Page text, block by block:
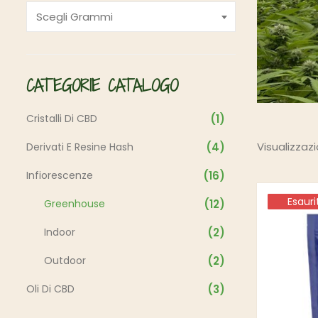
Scegli Grammi
CATEGORIE CATALOGO
Cristalli Di CBD (1)
Derivati E Resine Hash (4)
Infiorescenze (16)
Greenhouse (12)
Indoor (2)
Outdoor (2)
Oli Di CBD (3)